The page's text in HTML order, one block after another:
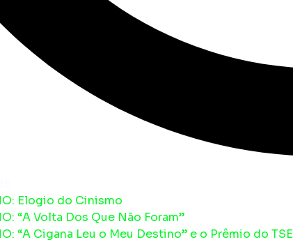
Elogio do Cinismo
“A Volta Dos Que Não Foram”
“A Cigana Leu o Meu Destino” e o Prêmio do TSE